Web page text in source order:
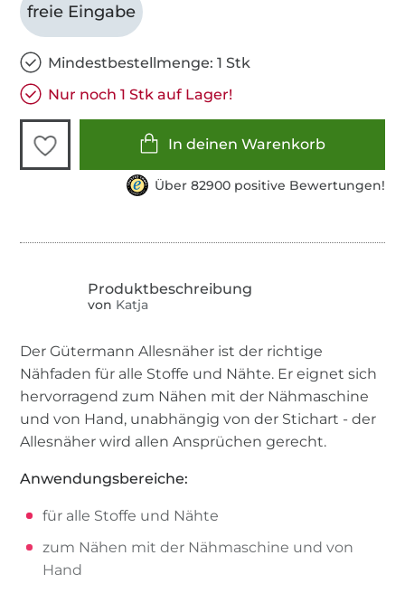
freie Eingabe
Mindestbestellmenge: 1 Stk
Nur noch 1 Stk auf Lager!
In deinen Warenkorb
Über 82900 positive Bewertungen!
von Katja
Der Gütermann Allesnäher ist der richtige
Nähfaden für alle Stoffe und Nähte. Er eignet sich
hervorragend zum Nähen mit der Nähmaschine
und von Hand, unabhängig von der Stichart - der
Allesnäher wird allen Ansprüchen gerecht.
Anwendungsbereiche:
für alle Stoffe und Nähte
zum Nähen mit der Nähmaschine und von
Hand